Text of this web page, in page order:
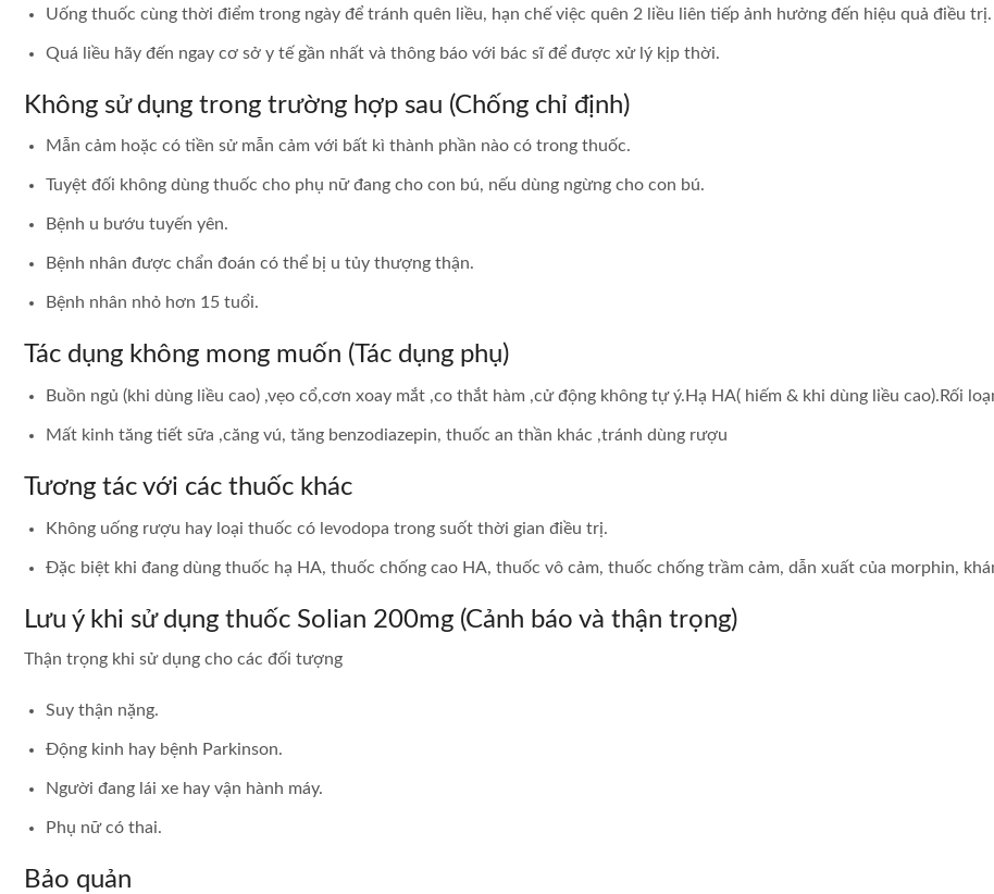
Uống thuốc cùng thời điểm trong ngày để tránh quên liều, hạn chế việc quên 2 liều liên tiếp ảnh hưởng đến hiệu quả điều trị.
Quá liều hãy đến ngay cơ sở y tế gần nhất và thông báo với bác sĩ để được xử lý kịp thời.
Không sử dụng trong trường hợp sau (Chống chỉ định)
Mẫn cảm hoặc có tiền sử mẫn cảm với bất kì thành phần nào có trong thuốc.
Tuyệt đối không dùng thuốc cho phụ nữ đang cho con bú, nếu dùng ngừng cho con bú.
Bệnh u bướu tuyến yên.
Bệnh nhân được chẩn đoán có thể bị u tủy thượng thận.
Bệnh nhân nhỏ hơn 15 tuổi.
Tác dụng không mong muốn (Tác dụng phụ)
Buồn ngủ (khi dùng liều cao) ,vẹo cổ,cơn xoay mắt ,co thắt hàm ,cử động không tự ý.Hạ HA( hiếm & khi dùng liều cao).Rối
Mất kinh tăng tiết sữa ,căng vú, tăng benzodiazepin, thuốc an thần khác ,tránh dùng rượu
Tương tác với các thuốc khác
Không uống rượu hay loại thuốc có levodopa trong suốt thời gian điều trị.
Đặc biệt khi đang dùng thuốc hạ HA, thuốc chống cao HA, thuốc vô cảm, thuốc chống trầm cảm, dẫn xuất của morphin,
Lưu ý khi sử dụng thuốc Solian 200mg (Cảnh báo và thận trọng)
Thận trọng khi sử dụng cho các đối tượng
Suy thận nặng.
Động kinh hay bệnh Parkinson.
Người đang lái xe hay vận hành máy.
Phụ nữ có thai.
Bảo quản